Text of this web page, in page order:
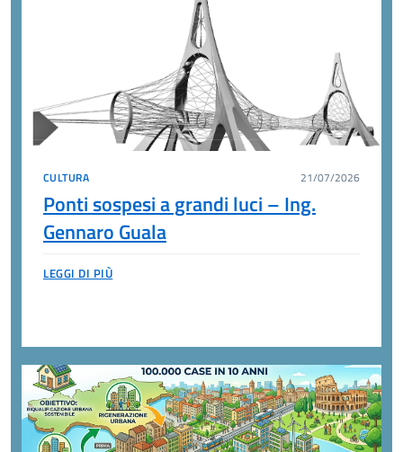
CULTURA 21/07/2026
Ponti sospesi a grandi luci – Ing.
Gennaro Guala
LEGGI DI PIÙ